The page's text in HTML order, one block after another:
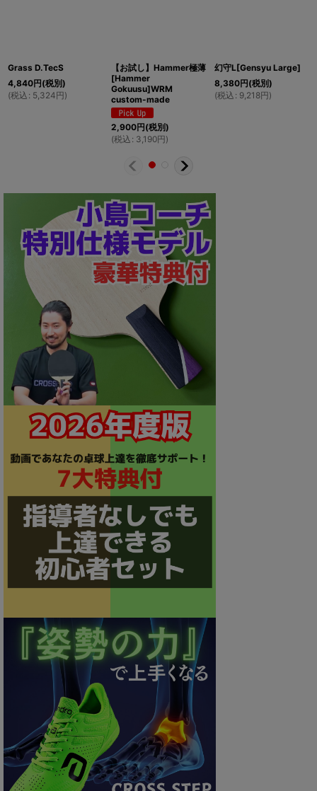
Grass D.TecS
4,840円(税別)
(税込 : 5,324円)
【お試し】Hammer極薄
[Hammer
Gokuusu]WRM
custom-made
2,900円(税別)
(税込 : 3,190円)
幻守L[Gensyu Large]
8,380円(税別)
(税込 : 9,218円)